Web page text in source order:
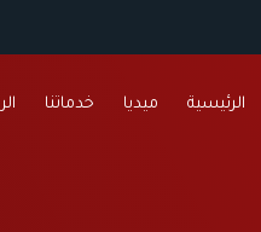
خدماتنا ميديا الرئيسية